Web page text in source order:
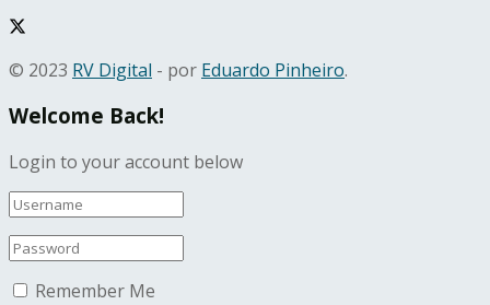
© 2023 RV Digital - por Eduardo Pinheiro.
Welcome Back!
Login to your account below
Remember Me